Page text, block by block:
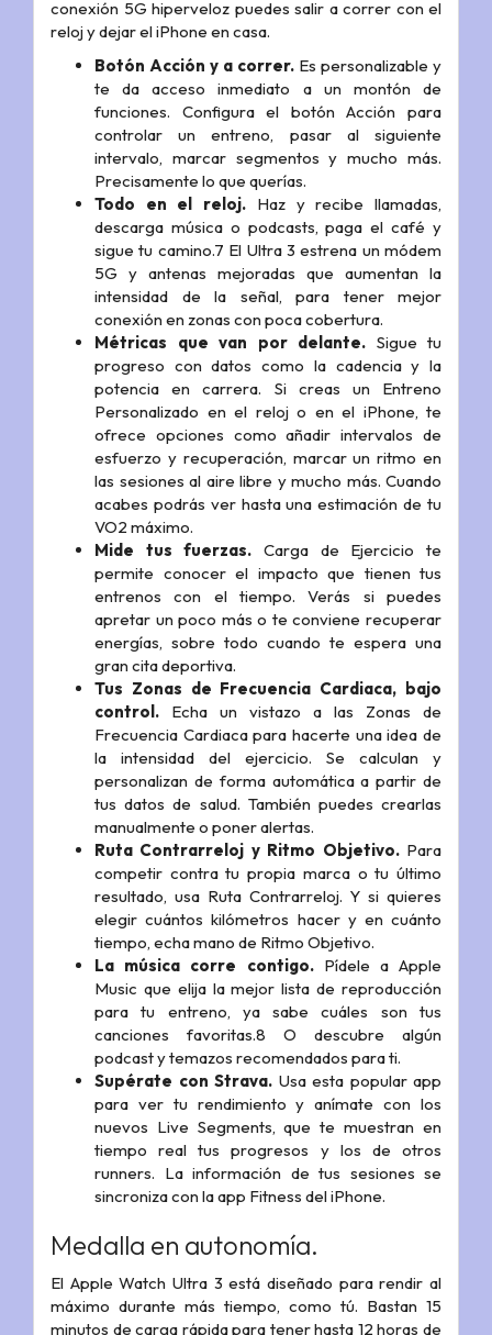
conexión 5G hiperveloz puedes salir a correr con el
reloj y dejar el iPhone en casa.
Botón Acción y a correr. Es personalizable y
te da acceso inmediato a un montón de
funciones. Configura el botón Acción para
controlar un entreno, pasar al siguiente
intervalo, marcar segmentos y mucho más.
Precisamente lo que querías.
Todo en el reloj. Haz y recibe llamadas,
descarga música o podcasts, paga el café y
sigue tu camino.7 El Ultra 3 estrena un módem
5G y antenas mejoradas que aumentan la
intensidad de la señal, para tener mejor
conexión en zonas con poca cobertura.
Métricas que van por delante. Sigue tu
progreso con datos como la cadencia y la
potencia en carrera. Si creas un Entreno
Personalizado en el reloj o en el iPhone, te
ofrece opciones como añadir intervalos de
esfuerzo y recuperación, marcar un ritmo en
las sesiones al aire libre y mucho más. Cuando
acabes podrás ver hasta una estimación de tu
VO2 máximo.
Mide tus fuerzas. Carga de Ejercicio te
permite conocer el impacto que tienen tus
entrenos con el tiempo. Verás si puedes
apretar un poco más o te conviene recuperar
energías, sobre todo cuando te espera una
gran cita deportiva.
Tus Zonas de Frecuencia Cardiaca, bajo
control. Echa un vistazo a las Zonas de
Frecuencia Cardiaca para hacerte una idea de
la intensidad del ejercicio. Se calculan y
personalizan de forma automática a partir de
tus datos de salud. También puedes crearlas
manualmente o poner alertas.
Ruta Contrarreloj y Ritmo Objetivo. Para
competir contra tu propia marca o tu último
resultado, usa Ruta Contrarreloj. Y si quieres
elegir cuántos kilómetros hacer y en cuánto
tiempo, echa mano de Ritmo Objetivo.
La música corre contigo.Pídele a Apple
Music que elija la mejor lista de reproducción
para tu entreno, ya sabe cuáles son tus
canciones favoritas.8 O descubre algún
podcast y temazos recomendados para ti.
Supérate con Strava. Usa esta popular app
para ver tu rendimiento y anímate con los
nuevos Live Segments, que te muestran en
tiempo real tus progresos y los de otros
runners. La información de tus sesiones se
sincroniza con la app Fitness del iPhone.
Medalla en autonomía.
El Apple Watch Ultra 3 está diseñado para rendir al
máximo durante más tiempo, como tú. Bastan 15
minutos de carga rápida para tener hasta 12 horas de